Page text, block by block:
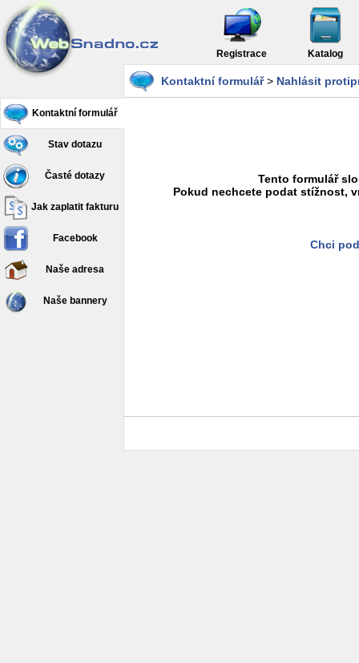
Registrace Katalog
Kontaktní formulář
Stav dotazu
Časté dotazy
Jak zaplatit fakturu
Facebook
Naše adresa
Naše bannery
Kontaktní formulář> Nahlásit
Tento formulář
Pokud nechcete podat stížnost,
Chci